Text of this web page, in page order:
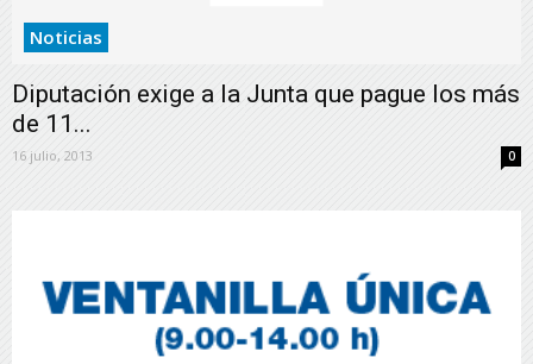
Noticias
Diputación exige a la Junta que pague los más
de 11...
16 julio, 2013 0